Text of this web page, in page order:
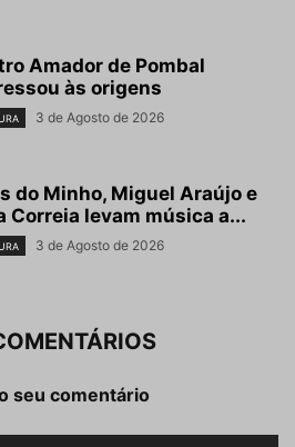
Amador de Pombal
às origens
3 de Agosto de 2026
do Minho, Miguel Araújo e
Correia levam música a...
3 de Agosto de 2026
seu comentário